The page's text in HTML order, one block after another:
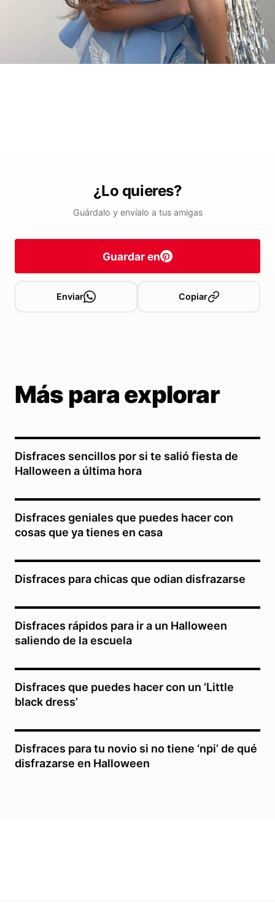
¿Lo quieres?
Guárdalo y envíalo a tus amigas
Guardar en
Enviar Copiar
Más para explorar
Disfraces sencillos por si te salió fiesta de
Halloween a última hora
Disfraces geniales que puedes hacer con
cosas que ya tienes en casa
Disfraces para chicas que odian disfrazarse
Disfraces rápidos para ir a un Halloween
saliendo de la escuela
Disfraces que puedes hacer con un ‘Little
black dress’
Disfraces para tu novio si no tiene ‘npi’ de qué
disfrazarse en Halloween